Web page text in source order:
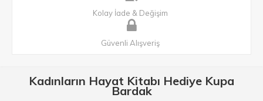
Kolay İade & Değişim
Güvenli Alışveriş
Kadınların Hayat Kitabı Hediye Kupa
Bardak